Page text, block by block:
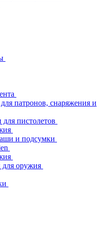
патронов, снаряжения и
пистолетов
и подсумки
оружия